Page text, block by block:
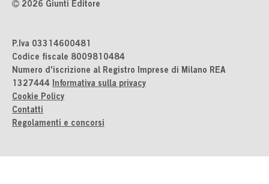
2026 Giunti Editore
P.Iva 03314600481
Codice fiscale 8009810484
Numero d'iscrizione al Registro Imprese di Milano REA
1327444 Informativa sulla privacy
Cookie Policy
Contatti
Regolamenti e concorsi